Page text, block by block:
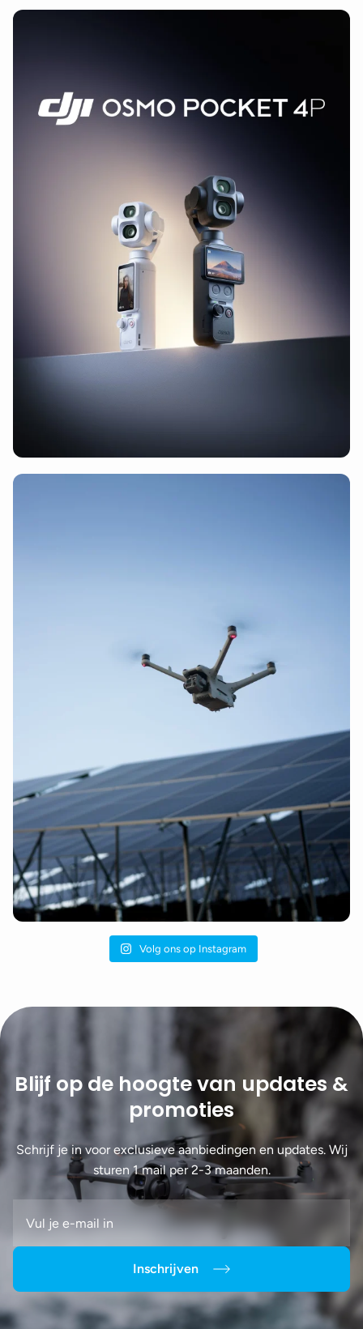
Volg ons op Instagram
Blijf op de hoogte van updates &
promoties
Schrijf je in voor exclusieve aanbiedingen en updates. Wij
sturen 1 mail per 2-3 maanden.
Inschrijven